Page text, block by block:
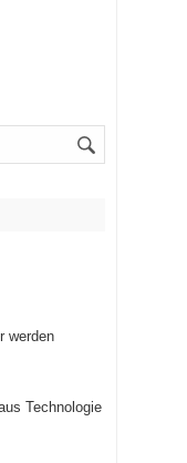
werden
Technologie